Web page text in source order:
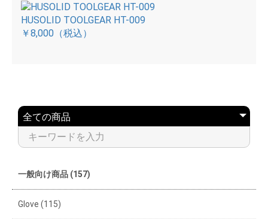
HUSOLID TOOLGEAR HT-009
￥8,000 （税込）
一般向け商品 (157)
Glove (115)